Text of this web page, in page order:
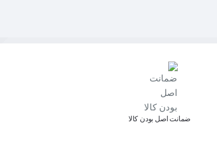
ﺿﻤﺎﻧﺖ اﺻﻞ ﺑﻮدن ﮐﺎﻟﺎ